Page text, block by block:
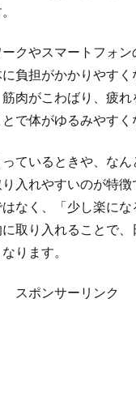
クやスマートフォン
負担がかかりやすく
肉がこわばり、疲れ
で体がゆるみやすく
ているときや、なん
入れやすいのが特
なく、「少し楽に
取り入れることで、
ります。
スポンサーリンク